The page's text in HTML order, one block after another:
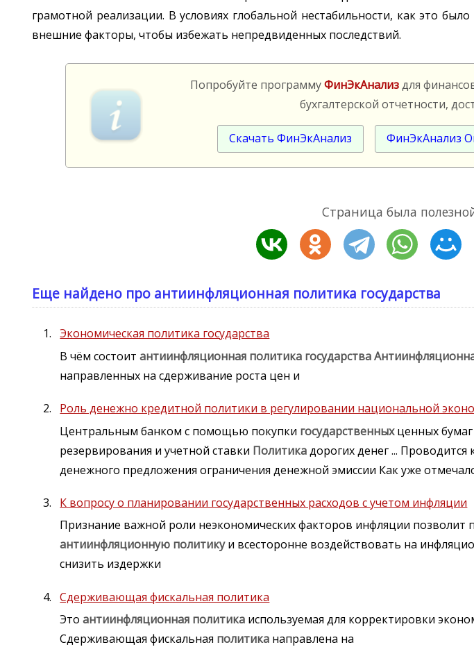
грамотной реализации. В условиях глобальной нестабильности, как это
внешние факторы, чтобы избежать непредвиденных последствий.
Попробуйте программуФинЭкАнализдля
бухгалтерской отчетности,
Скачать ФинЭкАнализ ФинЭкАнализ
Страница была
Еще найдено про антиинфляционная политика государства
Экономическая политика государства
В чём состоитантиинфляционная политика государства
направленных на сдерживание роста цен и
Роль денежно кредитной политики в регулировании национальной
Центральным банком с помощью покупки государственныхценных
резервирования и учетной ставки Политикадорогих денег ... Проводится
денежного предложения ограничения денежной эмиссии Как уже
К вопросу о планировании государственных расходов с учетом инфляции
Признание важной роли неэкономических факторов инфляции
антиинфляционную политикуи всесторонне воздействовать на
снизить издержки
Сдерживающая фискальная политика
Этоантиинфляционная политика используемая для корректировки
Сдерживающая фискальная политика направлена на